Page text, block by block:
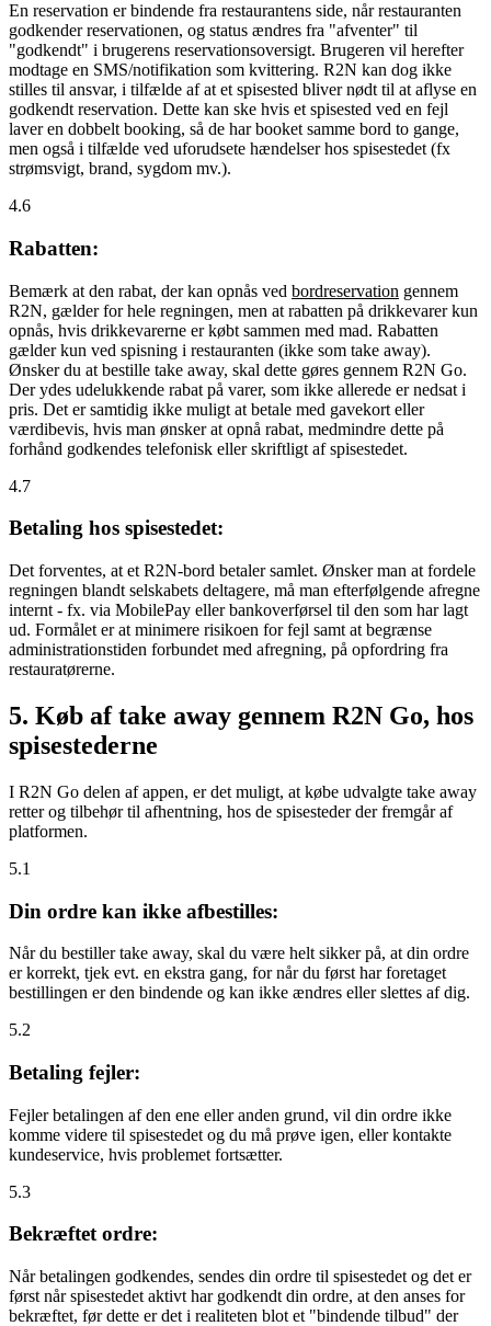
En reservation er bindende fra restaurantens side, når restauranten
godkender reservationen, og status ændres fra "afventer" til
"godkendt" i brugerens reservationsoversigt. Brugeren vil herefter
modtage en SMS/notifikation som kvittering. R2N kan dog ikke
stilles til ansvar, i tilfælde af at et spisested bliver nødt til at aflyse en
godkendt reservation. Dette kan ske hvis et spisested ved en fejl
laver en dobbelt booking, så de har booket samme bord to gange,
men også i tilfælde ved uforudsete hændelser hos spisestedet (fx
strømsvigt, brand, sygdom mv.).
4.6
Rabatten:
Bemærk at den rabat, der kan opnås ved bordreservation gennem
R2N, gælder for hele regningen, men at rabatten på drikkevarer kun
opnås, hvis drikkevarerne er købt sammen med mad. Rabatten
gælder kun ved spisning i restauranten (ikke som take away).
Ønsker du at bestille take away, skal dette gøres gennem R2N Go.
Der ydes udelukkende rabat på varer, som ikke allerede er nedsat i
pris. Det er samtidig ikke muligt at betale med gavekort eller
værdibevis, hvis man ønsker at opnå rabat, medmindre dette på
forhånd godkendes telefonisk eller skriftligt af spisestedet.
4.7
Betaling hos spisestedet:
Det forventes, at et R2N-bord betaler samlet. Ønsker man at fordele
regningen blandt selskabets deltagere, må man efterfølgende afregne
internt - fx. via MobilePay eller bankoverførsel til den som har lagt
ud. Formålet er at minimere risikoen for fejl samt at begrænse
administrationstiden forbundet med afregning, på opfordring fra
restauratørerne.
5. Køb af take away gennem R2N Go, hos
spisestederne
I R2N Go delen af appen, er det muligt, at købe udvalgte take away
retter og tilbehør til afhentning, hos de spisesteder der fremgår af
platformen.
5.1
Din ordre kan ikke afbestilles:
Når du bestiller take away, skal du være helt sikker på, at din ordre
er korrekt, tjek evt. en ekstra gang, for når du først har foretaget
bestillingen er den bindende og kan ikke ændres eller slettes af dig.
5.2
Betaling fejler:
Fejler betalingen af den ene eller anden grund, vil din ordre ikke
komme videre til spisestedet og du må prøve igen, eller kontakte
kundeservice, hvis problemet fortsætter.
5.3
Bekræftet ordre:
Når betalingen godkendes, sendes din ordre til spisestedet og det er
først når spisestedet aktivt har godkendt din ordre, at den anses for
bekræftet, før dette er det i realiteten blot et "bindende tilbud" der